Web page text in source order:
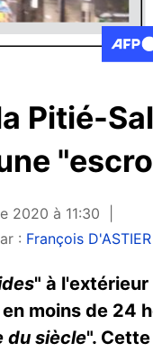
Pitié-
2020 à 11:30
: François D'ASTIER
" à
moins de 24
du siècle".